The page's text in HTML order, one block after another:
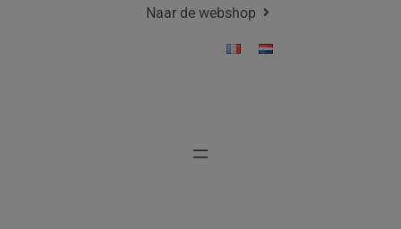
Naar de webshop